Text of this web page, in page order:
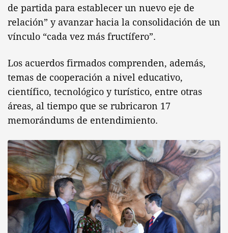
de partida para establecer un nuevo eje de
relación” y avanzar hacia la consolidación de un
vínculo “cada vez más fructífero”.
Los acuerdos firmados comprenden, además,
temas de cooperación a nivel educativo,
científico, tecnológico y turístico, entre otras
áreas, al tiempo que se rubricaron 17
memorándums de entendimiento.